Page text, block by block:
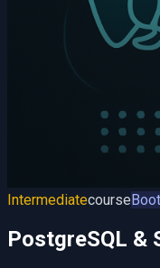
Intermediatecourse
PostgreSQL &